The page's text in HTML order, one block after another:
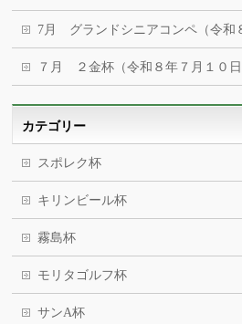
7月 グランドシニアコンペ（令和
７月 ２金杯（令和８年７月１０日
カテゴリー
スポレク杯
キリンビール杯
霧島杯
モリタゴルフ杯
サンA杯